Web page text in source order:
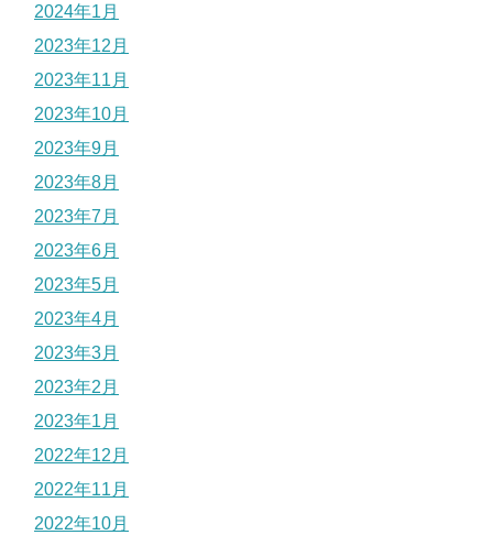
2024年1月
2023年12月
2023年11月
2023年10月
2023年9月
2023年8月
2023年7月
2023年6月
2023年5月
2023年4月
2023年3月
2023年2月
2023年1月
2022年12月
2022年11月
2022年10月